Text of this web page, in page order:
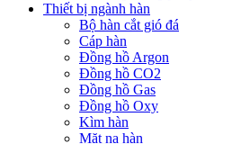
Thiết bị ngành hàn
Bộ hàn cắt gió đá
Cáp hàn
Đồng hồ Argon
Đồng hồ CO2
Đồng hồ Gas
Đồng hồ Oxy
Kìm hàn
Mặt nạ hàn